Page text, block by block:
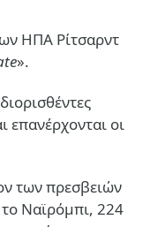
ΗΠΑ Ρίτσαρντ
».
επανέρχονται οι
των πρεσβειών
Ναϊρόμπι, 224